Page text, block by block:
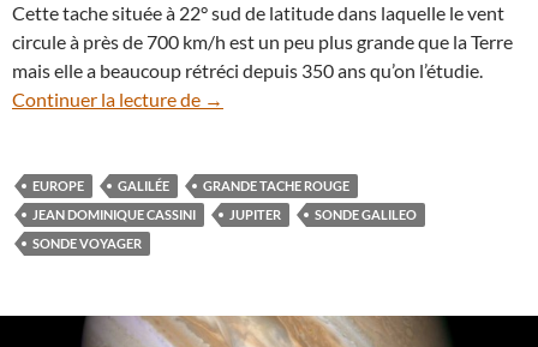
Cette tache située à 22° sud de latitude dans laquelle le vent
circule à près de 700 km/h est un peu plus grande que la Terre
mais elle a beaucoup rétréci depuis 350 ans qu’on l’étudie.
Continuer la lecture de Quand le satellite Europe projette son
→
EUROPE GALILÉE
GRANDE TACHE ROUGE
JEAN DOMINIQUE CASSINI
JUPITER
SONDE GALILEO
SONDE VOYAGER